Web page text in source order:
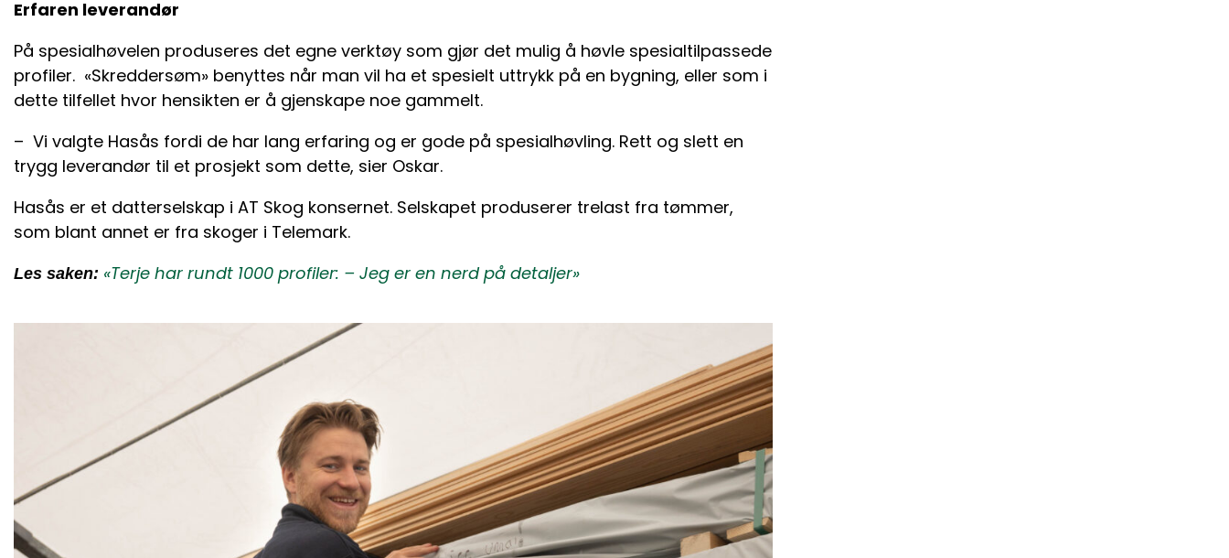
Erfaren leverandør
På spesialhøvelen produseres det egne verktøy som gjør det mulig å høvle spesialtilpassede
profiler. «Skreddersøm» benyttes når man vil ha et spesielt uttrykk på en bygning, eller som i
dette tilfellet hvor hensikten er å gjenskape noe gammelt.
– Vi valgte Hasås fordi de har lang erfaring og er gode på spesialhøvling. Rett og slett en
trygg leverandør til et prosjekt som dette, sier Oskar.
Hasås er et datterselskap i AT Skog konsernet. Selskapet produserer trelast fra tømmer,
som blant annet er fra skoger i Telemark.
Les saken: «Terje har rundt 1000 profiler: – Jeg er en nerd på detaljer»